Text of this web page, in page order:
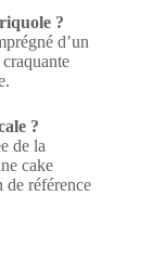
?
d’un
?
de la
cake
de référence